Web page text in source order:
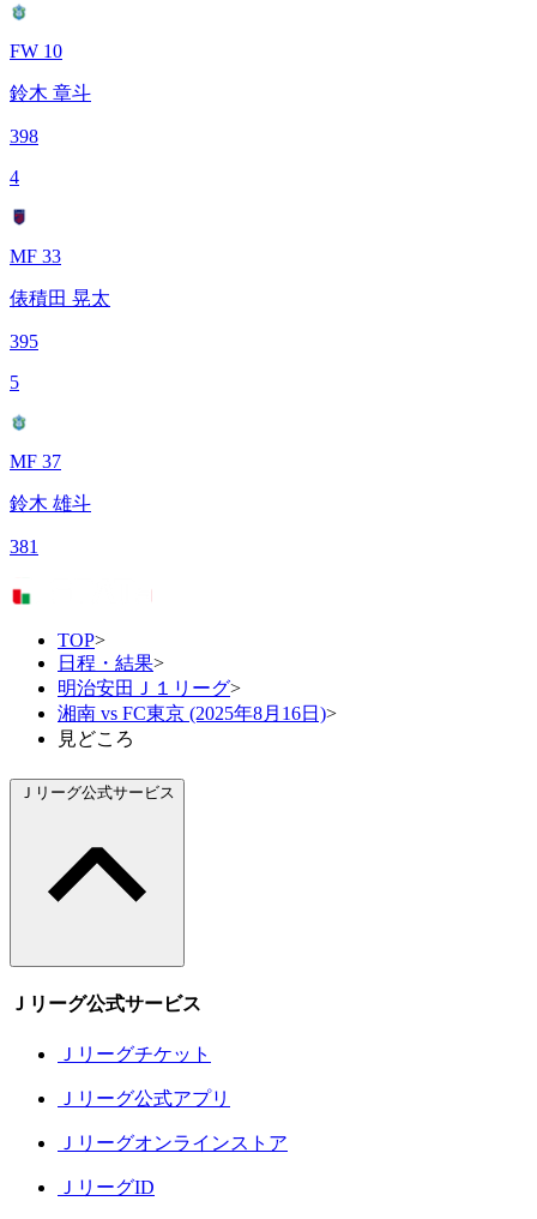
FW 10
鈴木 章斗
398
4
MF 33
俵積田 晃太
395
5
MF 37
鈴木 雄斗
381
TOP>
日程・結果>
明治安田Ｊ１リーグ>
湘南 vs FC東京 (2025年8月16日)>
見どころ
Ｊリーグ公式サービス
Ｊリーグ公式サービス
Ｊリーグチケット
Ｊリーグ公式アプリ
Ｊリーグオンラインストア
ＪリーグID